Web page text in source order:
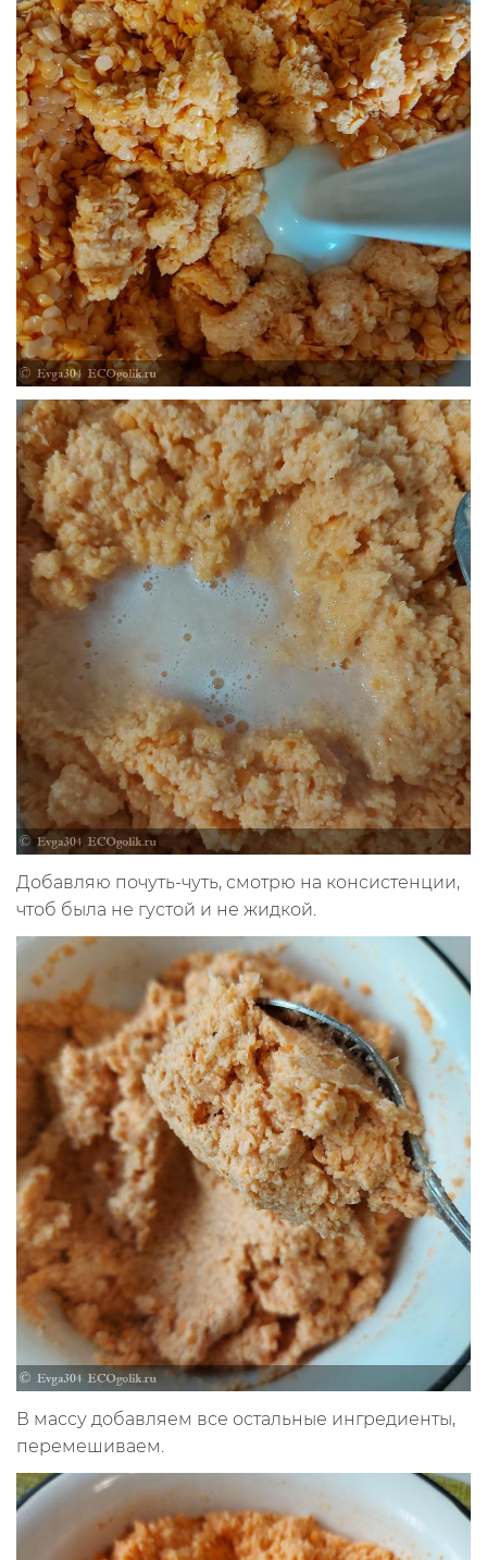
Добавляю почуть-чуть, смотрю на консистенции,
чтоб была не густой и не жидкой.
В массу добавляем все остальные ингредиенты,
перемешиваем.